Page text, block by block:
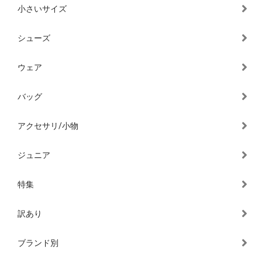
小さいサイズ
シューズ
ウェア
バッグ
アクセサリ/小物
ジュニア
特集
訳あり
ブランド別